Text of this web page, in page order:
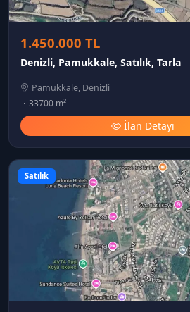
1.450.000 TL
Denizli, Pamukkale, Satılık, Tarla
Pamukkale, Denizli
33700 m²
İlan Detayı
Satılık